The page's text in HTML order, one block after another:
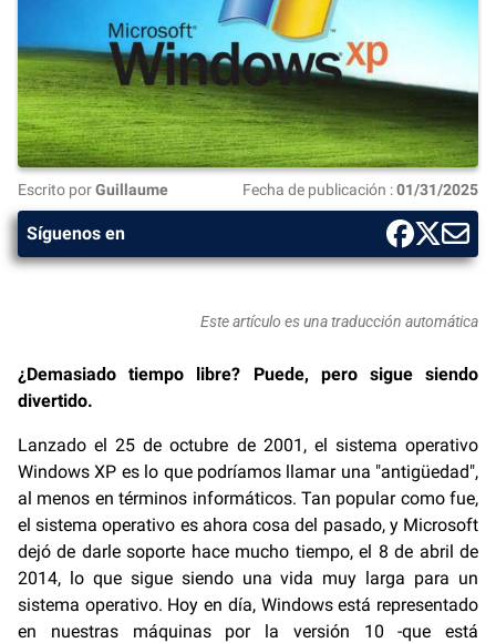
Escrito porGuillaume Fecha de publicación :01/31/2025
Síguenos en
Este artículo es una traducción automática
¿Demasiado tiempo libre? Puede, pero sigue siendo
divertido.
Lanzado el 25 de octubre de 2001, el sistema operativo
Windows XP es lo que podríamos llamar una "antigüedad",
al menos en términos informáticos. Tan popular como fue,
el sistema operativo es ahora cosa del pasado, y Microsoft
dejó de darle soporte hace mucho tiempo, el 8 de abril de
2014, lo que sigue siendo una vida muy larga para un
sistema operativo. Hoy en día, Windows está representado
en nuestras máquinas por la versión 10 -que está